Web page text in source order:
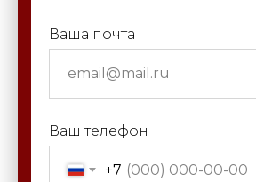
Ваша почта
Ваш телефон
+7